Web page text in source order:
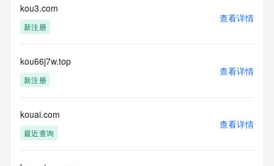
kou3.com
新注册
查看详情
kou66j7w.top
新注册
查看详情
kouai.com
最近查询
查看详情